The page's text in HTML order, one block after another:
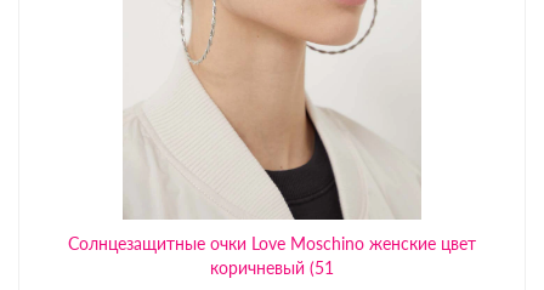
Солнцезащитные очки Love Moschino женские цвет
коричневый (51